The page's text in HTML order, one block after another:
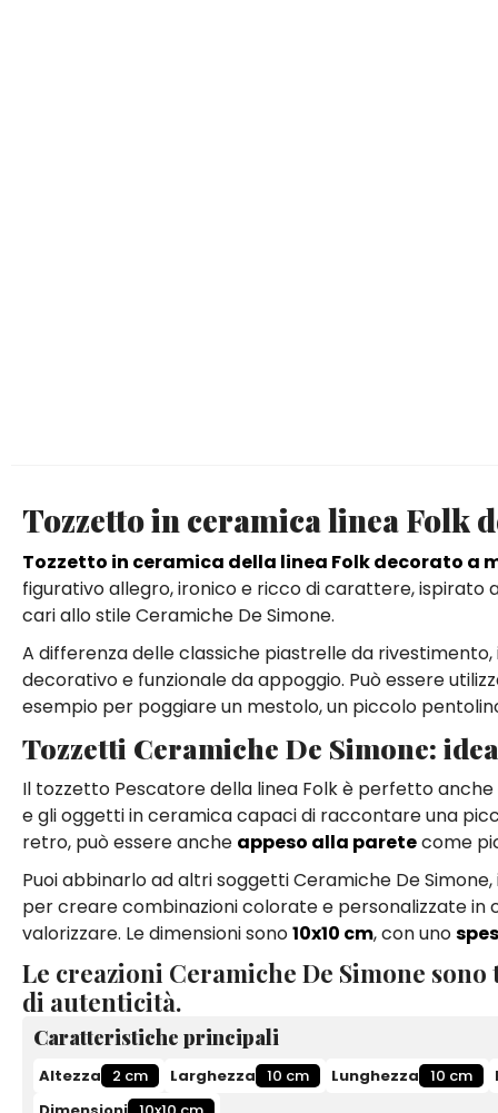
Tozzetto in ceramica linea Folk
Tozzetto in ceramica della linea Folk decorato a
figurativo allegro, ironico e ricco di carattere,
cari allo stile Ceramiche De Simone.
A differenza delle classiche piastrelle da
decorativo e funzionale da appoggio. Può essere
esempio per poggiare un mestolo, un piccolo
Tozzetti Ceramiche De Simone:
Il tozzetto Pescatore della linea Folk è perfetto
e gli oggetti in ceramica capaci di raccontare una
retro, può essere anche appeso alla paretecome
Puoi abbinarlo ad altri soggetti Ceramiche De
per creare combinazioni colorate e personalizzate in
valorizzare. Le dimensioni sono10x10 cm, con uno
Le creazioni Ceramiche De Simone
di autenticità.
Caratteristiche principali
Altezza 2 cm Larghezza 10 cm Lunghezza 10 cm